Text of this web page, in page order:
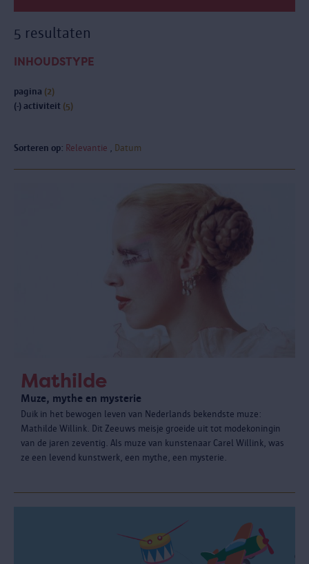
5 resultaten
INHOUDSTYPE
pagina (2)
(-) activiteit (5)
Sorteren op: Relevantie Datum
Mathilde
Muze, mythe en mysterie
Duik in het bewogen leven van Nederlands bekendste muze:
Mathilde Willink. Dit Zeeuws meisje groeide uit tot modekoningin
van de jaren zeventig. Als muze van kunstenaar Carel Willink, was
ze een levend kunstwerk, een mythe, een mysterie.